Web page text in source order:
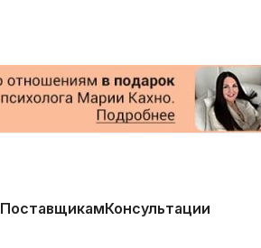
ПоставщикамКонсультации